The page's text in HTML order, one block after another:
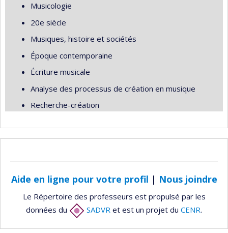
Musicologie
20e siècle
Musiques, histoire et sociétés
Époque contemporaine
Écriture musicale
Analyse des processus de création en musique
Recherche-création
Aide en ligne pour votre profil | Nous joindre
Le Répertoire des professeurs est propulsé par les
données du
SADVR et est un projet du CENR.